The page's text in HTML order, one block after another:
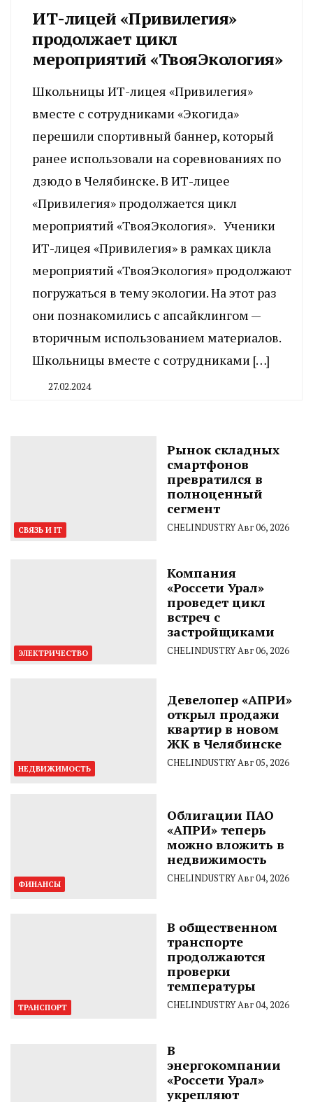
ИТ-лицей «Привилегия»
продолжает цикл
мероприятий «ТвояЭкология»
Школьницы ИТ-лицея «Привилегия»
вместе с сотрудниками «Экогида»
перешили спортивный баннер, который
ранее использовали на соревнованиях по
дзюдо в Челябинске. В ИТ-лицее
«Привилегия» продолжается цикл
мероприятий «ТвояЭкология». Ученики
ИТ-лицея «Привилегия» в рамках цикла
мероприятий «ТвояЭкология» продолжают
погружаться в тему экологии. На этот раз
они познакомились с апсайклингом —
вторичным использованием материалов.
Школьницы вместе с сотрудниками […]
27.02.2024
СВЯЗЬ И IT
Рынок складных
смартфонов
превратился в
полноценный
сегмент
CHELINDUSTRYАвг 06, 2026
ЭЛЕКТРИЧЕСТВО
Компания
«Россети Урал»
проведет цикл
встреч с
застройщиками
CHELINDUSTRYАвг 06, 2026
НЕДВИЖИМОСТЬ
Девелопер «АПРИ»
открыл продажи
квартир в новом
ЖК в Челябинске
CHELINDUSTRYАвг 05, 2026
ФИНАНСЫ
Облигации ПАО
«АПРИ» теперь
можно вложить в
недвижимость
CHELINDUSTRYАвг 04, 2026
ТРАНСПОРТ
В общественном
транспорте
продолжаются
проверки
температуры
CHELINDUSTRYАвг 04, 2026
В
энергокомпании
«Россети Урал»
укрепляют